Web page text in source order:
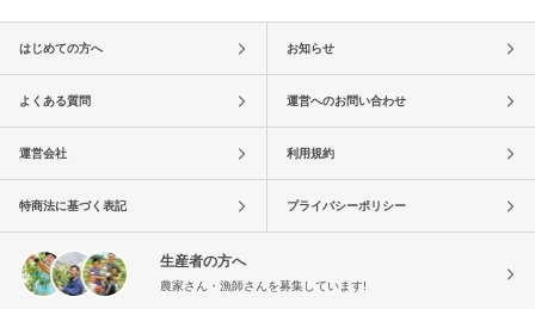
はじめての方へ お知らせ
よくある質問 運営へのお問い合わせ
運営会社 利用規約
特商法に基づく表記 プライバシーポリシー
生産者の方へ
農家さん・漁師さんを募集しています!